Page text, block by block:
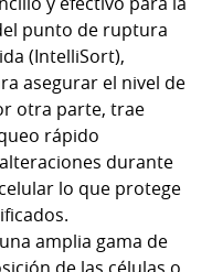
punto de ruptura
(IntelliSort),
asegurar el nivel de
otra parte, trae
rápido
durante
lo que protege
amplia gama de